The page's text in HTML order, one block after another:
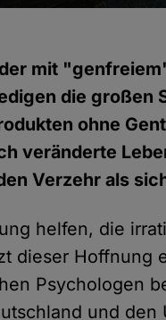
mit
die großen
ohne
veränderte
Verzehr als
helfen, die
dieser Hoffnung
Psychologen
und den